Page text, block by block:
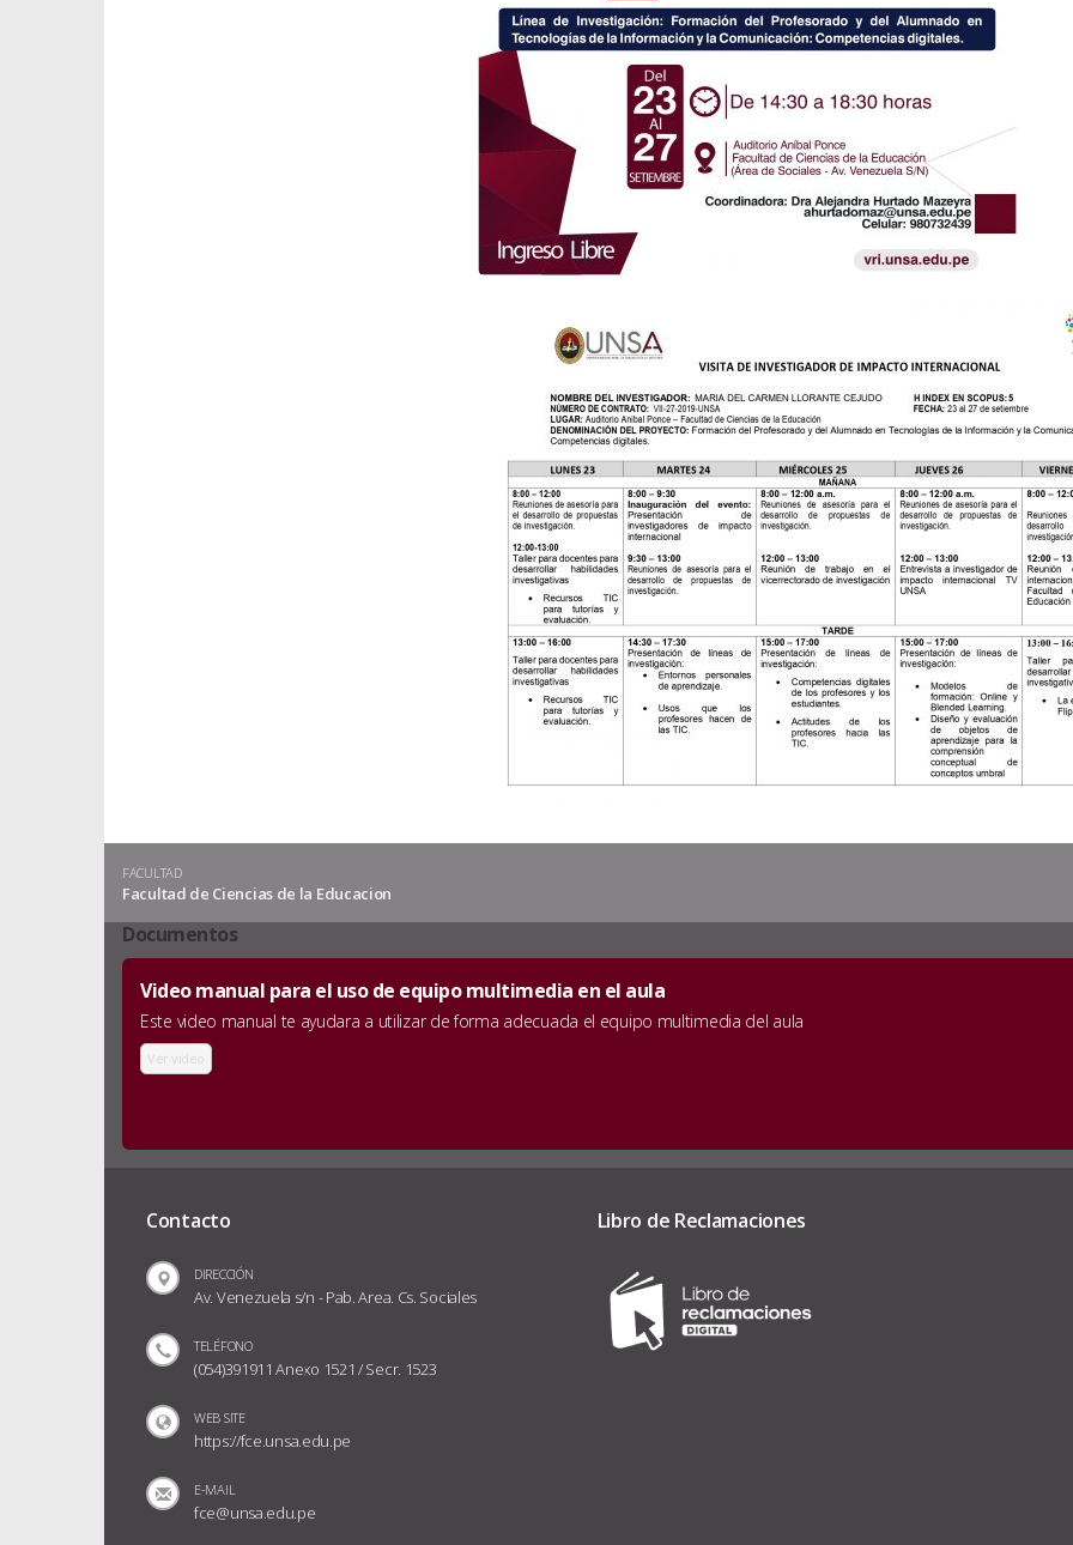
FACULTAD
Facultad de Ciencias de la Educacion
Documentos
Video manual para el uso de equipo multimedia en el aula
Este video manual te ayudara a utilizar de forma adecuada el equipo multimedia del aula
Ver video
Contacto
DIRECCIÓN
Av. Venezuela s/n - Pab. Area. Cs. Sociales
TELÉFONO
(054)391911 Anexo 1521 / Secr. 1523
WEB SITE
https://fce.unsa.edu.pe
E-MAIL
fce@unsa.edu.pe
Libro de Reclamaciones